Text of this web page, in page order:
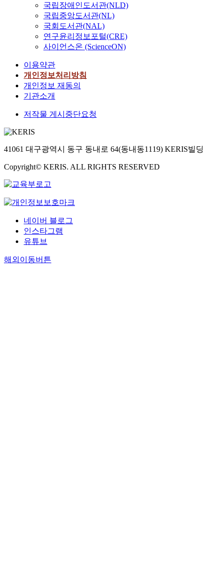
국립장애인도서관(NLD)
국립중앙도서관(NL)
국회도서관(NAL)
연구윤리정보포털(CRE)
사이언스온 (ScienceON)
이용약관
개인정보처리방침
개인정보 재동의
기관소개
저작물 게시중단요청
41061 대구광역시 동구 동내로 64(동내동1119) KERIS빌딩
Copyright© KERIS. ALL RIGHTS RESERVED
네이버 블로그
인스타그램
유튜브
해외이동버튼